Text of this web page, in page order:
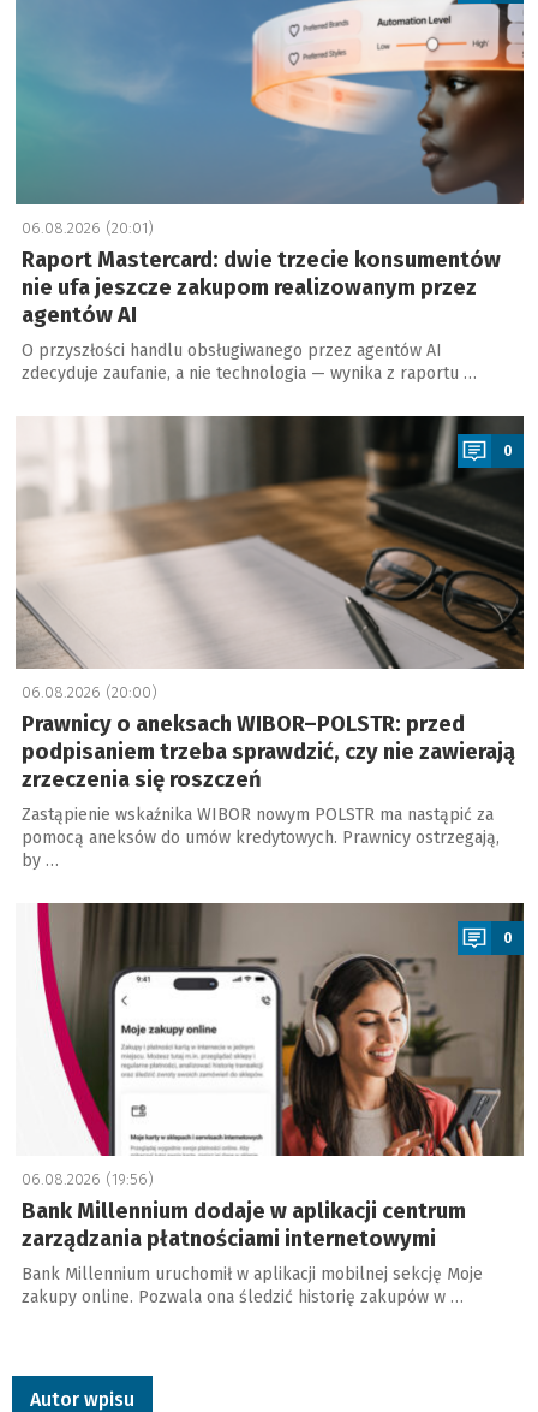
06.08.2026 (20:01)
Raport Mastercard: dwie trzecie konsumentów
nie ufa jeszcze zakupom realizowanym przez
agentów AI
O przyszłości handlu obsługiwanego przez agentów AI
zdecyduje zaufanie, a nie technologia — wynika z raportu …
a
0
06.08.2026 (20:00)
Prawnicy o aneksach WIBOR–POLSTR: przed
podpisaniem trzeba sprawdzić, czy nie zawierają
zrzeczenia się roszczeń
Zastąpienie wskaźnika WIBOR nowym POLSTR ma nastąpić za
pomocą aneksów do umów kredytowych. Prawnicy ostrzegają,
by …
0
06.08.2026 (19:56)
Bank Millennium dodaje w aplikacji centrum
zarządzania płatnościami internetowymi
Bank Millennium uruchomił w aplikacji mobilnej sekcję Moje
zakupy online. Pozwala ona śledzić historię zakupów w …
Autor wpisu